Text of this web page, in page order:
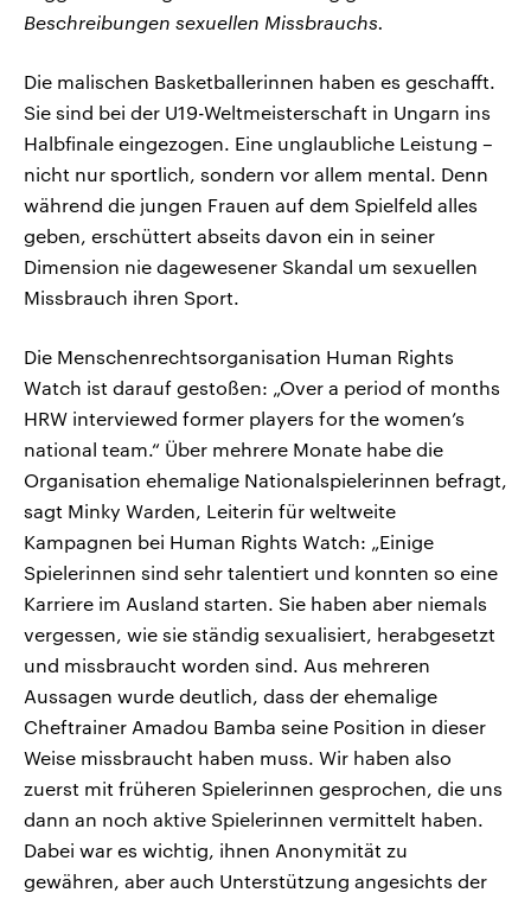
Beschreibungen sexuellen Missbrauchs.
Die malischen Basketballerinnen haben es geschafft.
Sie sind bei der U19-Weltmeisterschaft in Ungarn ins
Halbfinale eingezogen. Eine unglaubliche Leistung –
nicht nur sportlich, sondern vor allem mental. Denn
während die jungen Frauen auf dem Spielfeld alles
geben, erschüttert abseits davon ein in seiner
Dimension nie dagewesener Skandal um sexuellen
Missbrauch ihren Sport.
Die Menschenrechtsorganisation Human Rights
Watch ist darauf gestoßen: „Over a period of months
HRW interviewed former players for the women’s
national team.“ Über mehrere Monate habe die
Organisation ehemalige Nationalspielerinnen befragt,
sagt Minky Warden, Leiterin für weltweite
Kampagnen bei Human Rights Watch: „Einige
Spielerinnen sind sehr talentiert und konnten so eine
Karriere im Ausland starten. Sie haben aber niemals
vergessen, wie sie ständig sexualisiert, herabgesetzt
und missbraucht worden sind. Aus mehreren
Aussagen wurde deutlich, dass der ehemalige
Cheftrainer Amadou Bamba seine Position in dieser
Weise missbraucht haben muss. Wir haben also
zuerst mit früheren Spielerinnen gesprochen, die uns
dann an noch aktive Spielerinnen vermittelt haben.
Dabei war es wichtig, ihnen Anonymität zu
gewähren, aber auch Unterstützung angesichts der